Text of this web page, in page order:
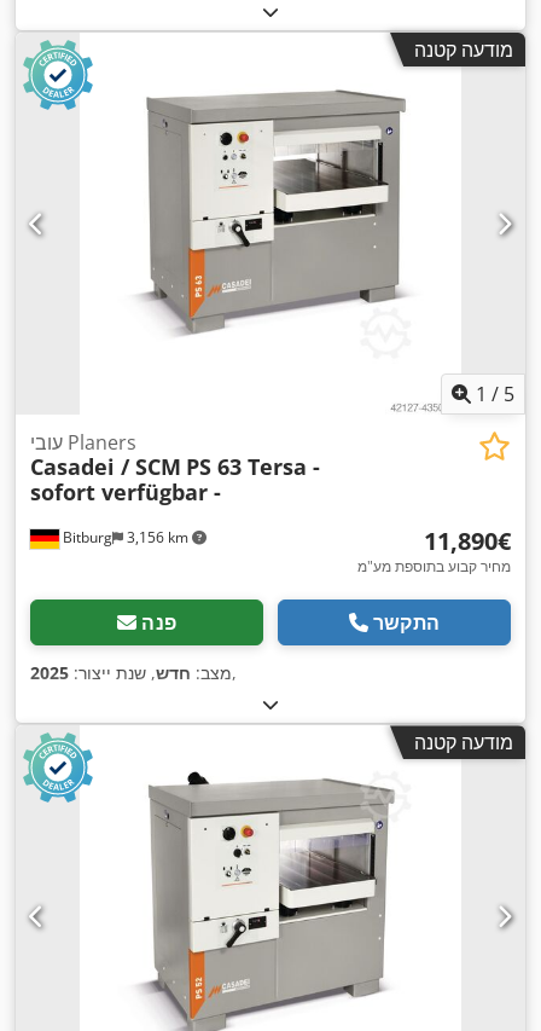
מודעה קטנה
1 / 5
Bitburg 3,156 km
עובי Planers
Casadei / SCM PS 63 Tersa -
sofort verfügbar -
‏11,890 ‏€
מחיר קבוע בתוספת מע"מ
פנה התקשר
מצב: חדש, שנת ייצור: 2025 ,
מודעה קטנה